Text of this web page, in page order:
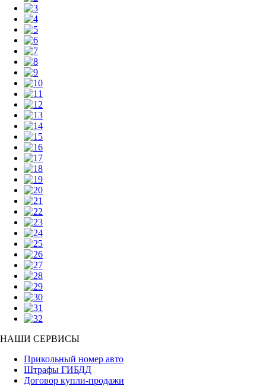
НАШИ СЕРВИСЫ
Прикольный номер авто
Штрафы ГИБДД
Договор купли-продажи